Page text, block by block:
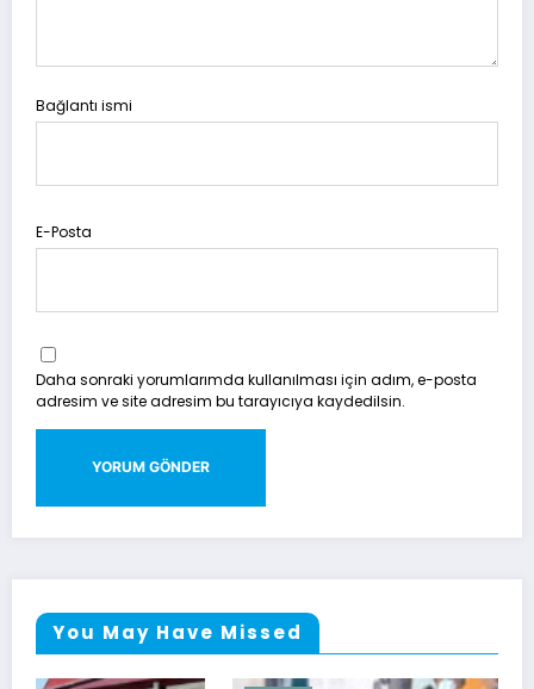
Bağlantı ismi
E-Posta
Daha sonraki yorumlarımda kullanılması için adım, e-posta
adresim ve site adresim bu tarayıcıya kaydedilsin.
You May Have Missed